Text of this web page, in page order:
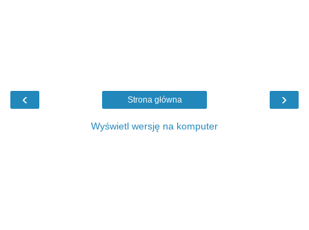
‹ ›
Strona główna
Wyświetl wersję na komputer